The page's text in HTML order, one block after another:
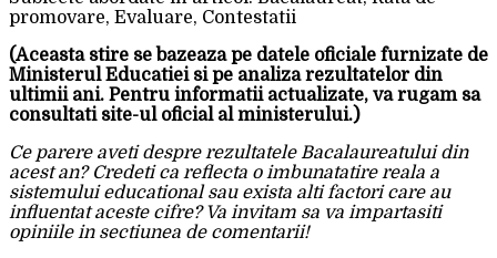
promovare, Evaluare, Contestatii
(Aceasta stire se bazeaza pe datele oficiale furnizate de
Ministerul Educatiei si pe analiza rezultatelor din
ultimii ani. Pentru informatii actualizate, va rugam sa
consultati site-ul oficial al ministerului.)
Ce parere aveti despre rezultatele Bacalaureatului din
acest an? Credeti ca reflecta o imbunatatire reala a
sistemului educational sau exista alti factori care au
influentat aceste cifre? Va invitam sa va impartasiti
opiniile in sectiunea de comentarii!